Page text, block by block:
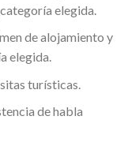
elegida.
de alojamiento y
elegida.
turísticas.
de habla